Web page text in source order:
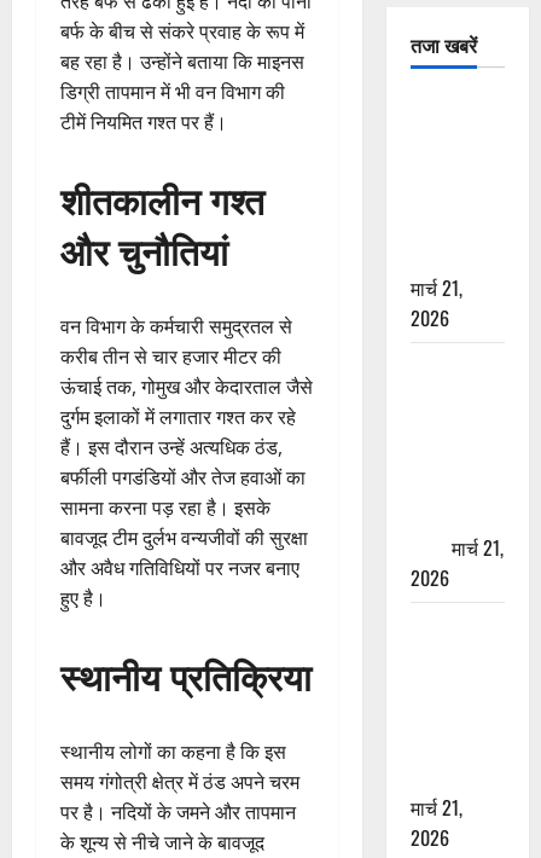
बर्फ के बीच से संकरे प्रवाह के रूप में
बह रहा है। उन्होंने बताया कि माइनस
डिग्री तापमान में भी वन विभाग की
टीमें नियमित गश्त पर हैं।
शीतकालीन गश्त
और चुनौतियां
वन विभाग के कर्मचारी समुद्रतल से
करीब तीन से चार हजार मीटर की
ऊंचाई तक, गोमुख और केदारताल जैसे
दुर्गम इलाकों में लगातार गश्त कर रहे
हैं। इस दौरान उन्हें अत्यधिक ठंड,
बर्फीली पगडंडियों और तेज हवाओं का
सामना करना पड़ रहा है। इसके
बावजूद टीम दुर्लभ वन्यजीवों की सुरक्षा
और अवैध गतिविधियों पर नजर बनाए
हुए है।
स्थानीय प्रतिक्रिया
स्थानीय लोगों का कहना है कि इस
समय गंगोत्री क्षेत्र में ठंड अपने चरम
पर है। नदियों के जमने और तापमान
के शून्य से नीचे जाने के बावजूद
तजा खबरें
मार्च 21,
2026
मार्च 21,
2026
मार्च 21,
2026